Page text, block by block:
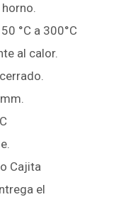
°C a 300°C
al calor.
Cajita
el